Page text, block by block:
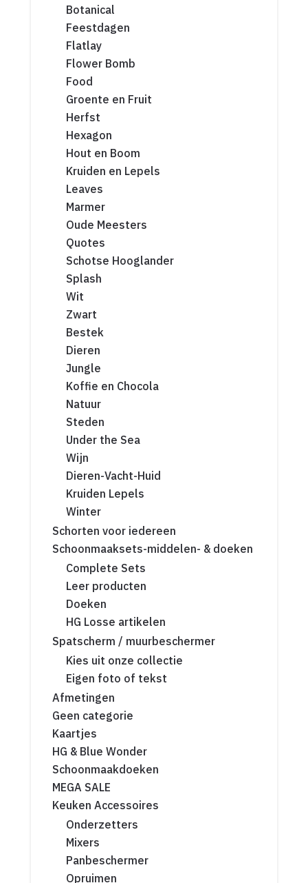
Botanical
Feestdagen
Flatlay
Flower Bomb
Food
Groente en Fruit
Herfst
Hexagon
Hout en Boom
Kruiden en Lepels
Leaves
Marmer
Oude Meesters
Quotes
Schotse Hooglander
Splash
Wit
Zwart
Bestek
Dieren
Jungle
Koffie en Chocola
Natuur
Steden
Under the Sea
Wijn
Dieren-Vacht-Huid
Kruiden Lepels
Winter
Schorten voor iedereen
Schoonmaaksets-middelen- & doeken
Complete Sets
Leer producten
Doeken
HG Losse artikelen
Spatscherm / muurbeschermer
Kies uit onze collectie
Eigen foto of tekst
Afmetingen
Geen categorie
Kaartjes
HG & Blue Wonder
Schoonmaakdoeken
MEGA SALE
Keuken Accessoires
Onderzetters
Mixers
Panbeschermer
Opruimen